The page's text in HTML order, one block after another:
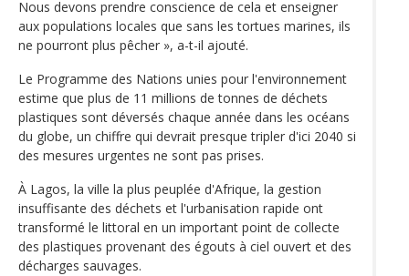
Nous devons prendre conscience de cela et enseigner
aux populations locales que sans les tortues marines, ils
ne pourront plus pêcher », a-t-il ajouté.
Le Programme des Nations unies pour l'environnement
estime que plus de 11 millions de tonnes de déchets
plastiques sont déversés chaque année dans les océans
du globe, un chiffre qui devrait presque tripler d'ici 2040 si
des mesures urgentes ne sont pas prises.
À Lagos, la ville la plus peuplée d'Afrique, la gestion
insuffisante des déchets et l'urbanisation rapide ont
transformé le littoral en un important point de collecte
des plastiques provenant des égouts à ciel ouvert et des
décharges sauvages.